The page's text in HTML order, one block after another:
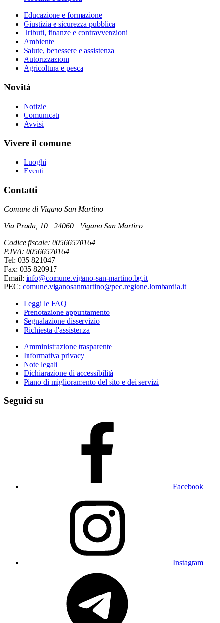
Educazione e formazione
Giustizia e sicurezza pubblica
Tributi, finanze e contravvenzioni
Ambiente
Salute, benessere e assistenza
Autorizzazioni
Agricoltura e pesca
Novità
Notizie
Comunicati
Avvisi
Vivere il comune
Luoghi
Eventi
Contatti
Comune di Vigano San Martino
Via Prada, 10 - 24060 - Vigano San Martino
Codice fiscale: 00566570164
P.IVA: 00566570164
Tel: 035 821047
Fax: 035 820917
Email: info@comune.vigano-san-martino.bg.it
PEC: comune.viganosanmartino@pec.regione.lombardia.it
Leggi le FAQ
Prenotazione appuntamento
Segnalazione disservizio
Richiesta d'assistenza
Amministrazione trasparente
Informativa privacy
Note legali
Dichiarazione di accessibilità
Piano di miglioramento del sito e dei servizi
Seguici su
Facebook
Instagram